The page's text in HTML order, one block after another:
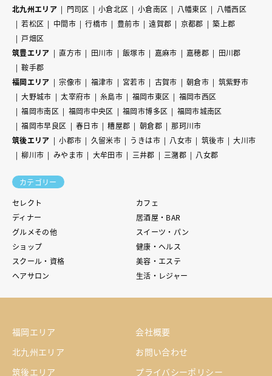
北九州エリア
門司区 小倉北区 小倉南区 八幡東区
八幡西区
若松区
中間市 行橋市 豊前市 遠賀郡 京都郡
築上郡
戸畑区
筑豊エリア
直方市 田川市 飯塚市 嘉麻市 嘉穂郡
田川郡
鞍手郡
福岡エリア
宗像市 福津市 宮若市 古賀市 朝倉市
筑紫野市
大野城市
太宰府市 糸島市 福岡市東区
福岡市西区
福岡市南区
福岡市中央区 福岡市博多区
福岡市城南区
福岡市早良区
春日市 糟屋郡 朝倉郡
那珂川市
筑後エリア
小郡市 久留米市 うきは市 八女市 筑後市
大川市
柳川市
みやま市 大牟田市 三井郡 三潴郡 八女郡
カテゴリー
セレクト
カフェ
ディナー
居酒屋・BAR
グルメその他
スイーツ・パン
ショップ
健康・ヘルス
スクール・資格
美容・エステ
ヘアサロン
生活・レジャー
福岡エリア
北九州エリア
筑後エリア
会社概要
お問い合わせ
プライバシーポリシー